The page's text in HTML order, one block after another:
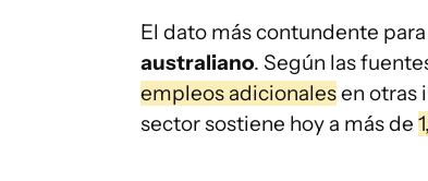
El dato más contundente
australiano. Según las
empleos adicionalesen otras
sector sostiene hoy a más de